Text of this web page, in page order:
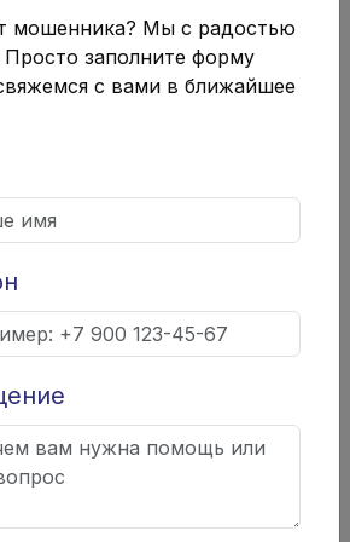
к стратегии «доброй
определенные уступки
должник временно испытывает
Например, можно
суммы долга в обмен на его
или разработать гибкий
адвокатов
оценка, стоитобратиться к
мошенника? Мы с радостью
заполните форму
с вами в ближайшее